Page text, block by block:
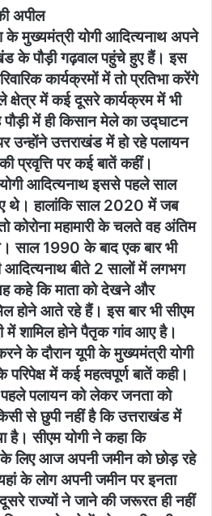
अपील
के मुख्यमंत्री योगी आदित्यनाथ अपने
के पौड़ी गढ़वाल पहुंचे हुए हैं। इस
कार्यक्रमों में तो प्रतिभा करेंगे
क्षेत्र में कई दूसरे कार्यक्रम में भी
में ही किसान मेले का उद्घाटन
उत्तराखंड में हो रहे पलायन
प्रवृत्ति पर कई बातें कहीं।
आदित्यनाथ इससे पहले साल
हालांकि साल 2020 में जब
कोरोना महामारी के चलते वह अंतिम
साल 1990 के बाद एक बार भी
आदित्यनाथ बीते 2 सालों में लगभग
यह कहे कि माता को देखने और
होने आते रहे हैं। इस बार भी सीएम
में शामिल होने पैतृक गांव आए है।
के दौरान यूपी के मुख्यमंत्री योगी
में कई महत्वपूर्ण बातें कही।
पलायन को लेकर जनता को
से छुपी नहीं है कि उत्तराखंड में
है। सीएम योगी ने कहा कि
के लिए आज अपनी जमीन को छोड़ रहे
के लोग अपनी जमीन पर इनता
राज्यों ने जाने की जरूरत ही नहीं